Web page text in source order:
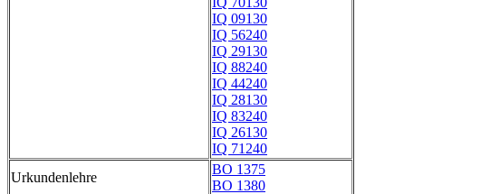
IQ 09130
IQ 56240
IQ 29130
IQ 88240
IQ 44240
IQ 28130
IQ 83240
IQ 26130
IQ 71240
Urkundenlehre
BO 1375
BO 1380